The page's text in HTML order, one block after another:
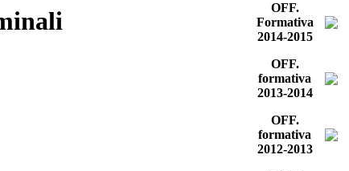
OFF.
Formativa
2014-2015
OFF.
formativa
2013-2014
OFF.
formativa
2012-2013